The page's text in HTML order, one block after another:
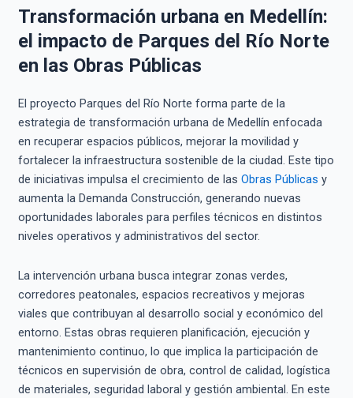
Transformación urbana en Medellín:
el impacto de Parques del Río Norte
en las Obras Públicas
El proyecto Parques del Río Norte forma parte de la
estrategia de transformación urbana de Medellín enfocada
en recuperar espacios públicos, mejorar la movilidad y
fortalecer la infraestructura sostenible de la ciudad. Este tipo
de iniciativas impulsa el crecimiento de las Obras Públicas y
aumenta la Demanda Construcción, generando nuevas
oportunidades laborales para perfiles técnicos en distintos
niveles operativos y administrativos del sector.
La intervención urbana busca integrar zonas verdes,
corredores peatonales, espacios recreativos y mejoras
viales que contribuyan al desarrollo social y económico del
entorno. Estas obras requieren planificación, ejecución y
mantenimiento continuo, lo que implica la participación de
técnicos en supervisión de obra, control de calidad, logística
de materiales, seguridad laboral y gestión ambiental. En este